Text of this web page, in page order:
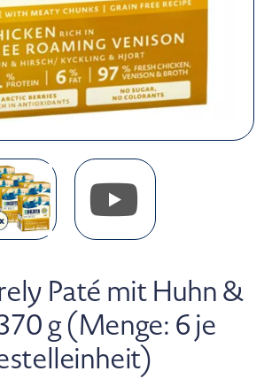
Paté mit Huhn &
g (Menge: 6 je